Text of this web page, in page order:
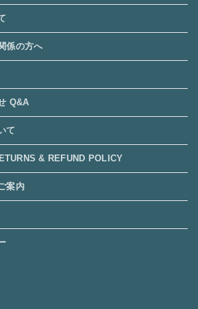
係の方へ
Q&A
て
& REFUND POLICY
案内